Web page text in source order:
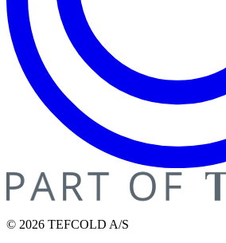
© 2026 TEFCOLD A/S